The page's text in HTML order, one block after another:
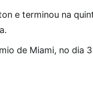
e terminou na
de Miami, no dia